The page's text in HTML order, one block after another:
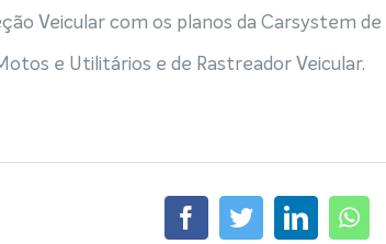
Veicular com os planos da Carsystem de
e Utilitários e de Rastreador Veicular.